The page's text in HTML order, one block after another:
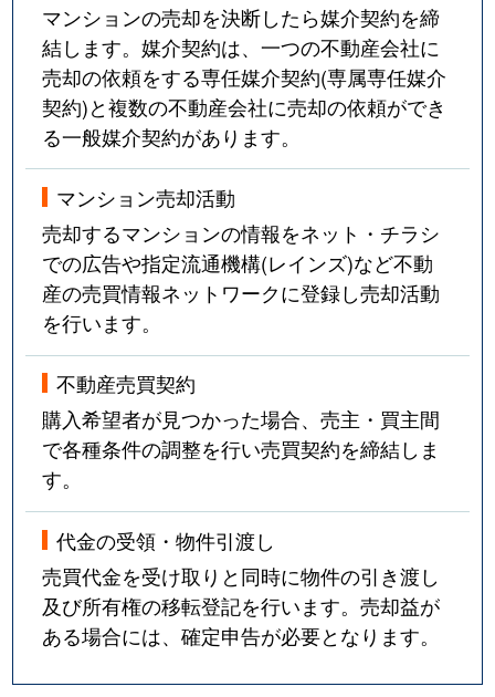
マンションの売却を決断したら媒介契約を締
結します。媒介契約は、一つの不動産会社に
売却の依頼をする専任媒介契約(専属専任媒介
契約)と複数の不動産会社に売却の依頼ができ
る一般媒介契約があります。
マンション売却活動
売却するマンションの情報をネット・チラシ
での広告や指定流通機構(レインズ)など不動
産の売買情報ネットワークに登録し売却活動
を行います。
不動産売買契約
購入希望者が見つかった場合、売主・買主間
で各種条件の調整を行い売買契約を締結しま
す。
代金の受領・物件引渡し
売買代金を受け取りと同時に物件の引き渡し
及び所有権の移転登記を行います。売却益が
ある場合には、確定申告が必要となります。